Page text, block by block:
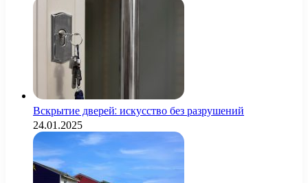
Вскрытие дверей: искусство без разрушений
24.01.2025